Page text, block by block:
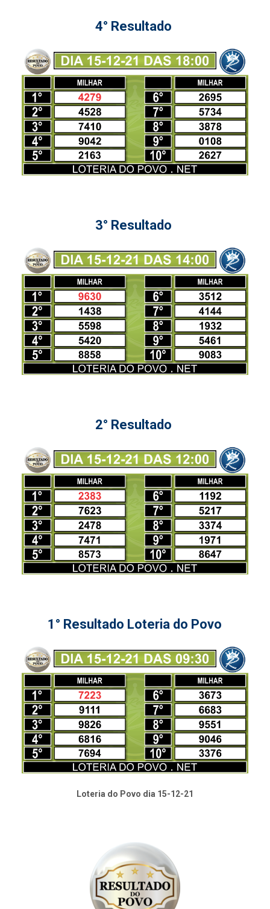
4° Resultado
3° Resultado
2° Resultado
1° Resultado Loteria do Povo
Loteria do Povo dia 15-12-21